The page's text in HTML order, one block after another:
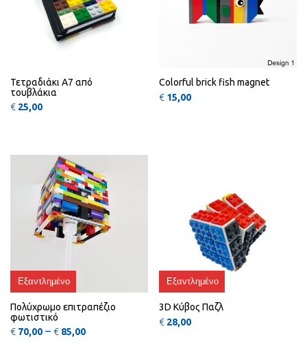
Τετραδιάκι Α7 από
τουβλάκια
€ 25,00
Colorful brick fish magnet
€ 15,00
Πολύχρωμο επιτραπέζιο
φωτιστικό
€ 70,00 – € 85,00Price range: €70,00 through €85,00
3D Κύβος Παζλ
€ 28,00
Εξαντλημένο Εξαντλημένο